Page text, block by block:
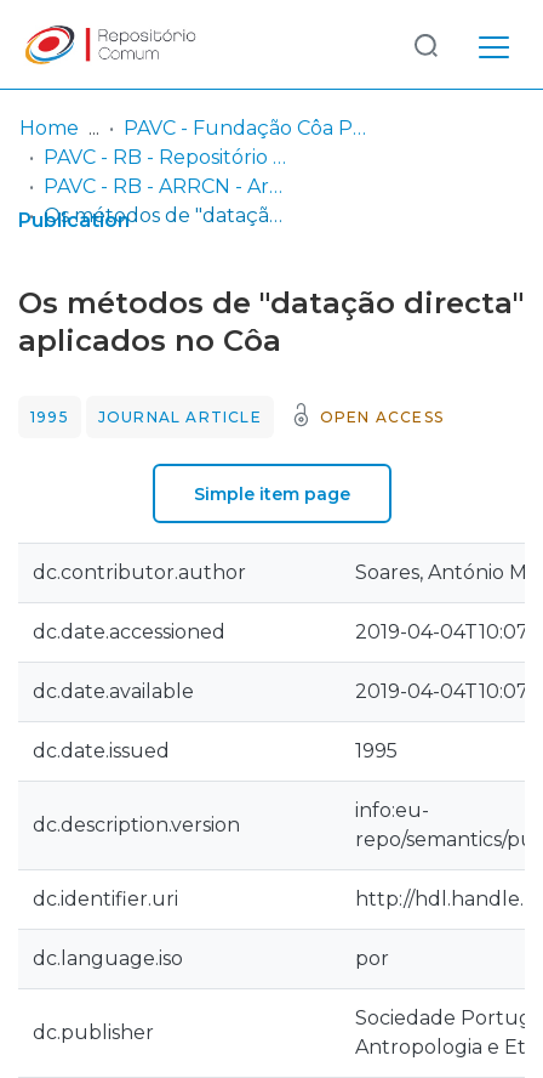
Communities
& Collections
Log
In
(current)
Home
PAVC - Fundação Côa Parque / Parque Arqueológico do Vale do Côa
PAVC - RB - Repositório Bibliográfico
PAVC - RB - ARRCN - Artigos e Resumos em Revistas Científicas Nacionais
Os métodos de "datação directa" aplicados no Côa
Publication
Os métodos de "datação directa"
aplicados no Côa
1995 JOURNAL ARTICLE OPEN ACCESS
Simple item page
dc.contributor.author Soares, António M.
dc.date.accessioned 2019-04-
dc.date.available 2019-04-
dc.date.issued 1995
dc.description.version
info:eu-
repo/semantics/
dc.identifier.uri http://
dc.language.iso por
dc.publisher
Sociedade
Antropologia e